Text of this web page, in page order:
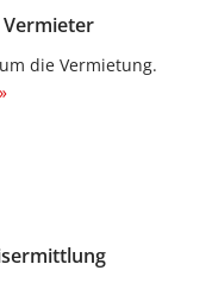
die Vermietung.​